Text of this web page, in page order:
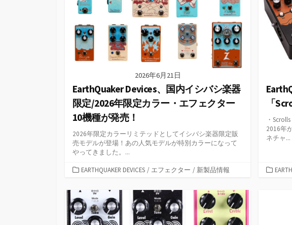
2026年6月21日
EarthQuaker Devices、国内イシバシ楽器
限定/2026年限定カラー・エフェクター
10機種が発売！
2026年限定カラーリミテッドとしてイシバシ楽器限定販
売モデルが登場！あの人気モデルが特別カラーになって
やってきました。...
カ
ゴ
リ
ー
EARTHQUAKER DEVICES / エフェクター / 新製品情報
「
・
2016年
ネチャ...
カ